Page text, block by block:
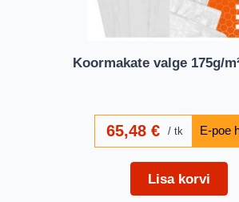
Koormakate valge 175g/
65,48 € tk
Lisa korvi